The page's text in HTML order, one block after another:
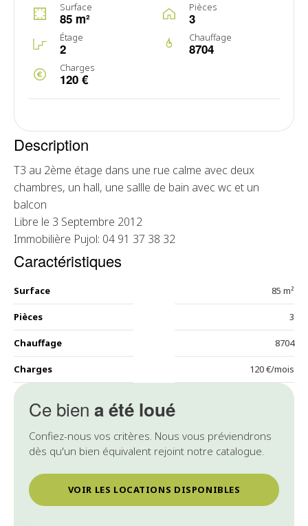
Surface
85 m²
Pièces
3
Étage
2
Chauffage
8704
Charges
120 €
Ce bien a été loué
Confiez-nous vos critères. Nous vous préviendrons
dès qu'un bien équivalent rejoint notre catalogue.
VOIR LES LOCATIONS DISPONIBLES
Description
T3 au 2ème étage dans une rue calme avec deux
chambres, un hall, une sallle de bain avec wc et un
balcon
Libre le 3 Septembre 2012
Immobilière Pujol: 04 91 37 38 32
Caractéristiques
Surface 85 m²
Pièces 3
Chauffage 8704
Charges 120 €/mois